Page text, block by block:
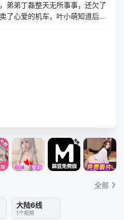
弟弟丁磊整天无所事事，还欠了
了心爱的机车，叶小萌知道后偷
城市跑酷对抗赛，绑架了丁磊，
叶小萌因为误会了丁浩和张升一
丁浩真相，丁浩于是将计就计，
了城市跑酷对抗赛的胜利。
全部
大陆6线
1个视频